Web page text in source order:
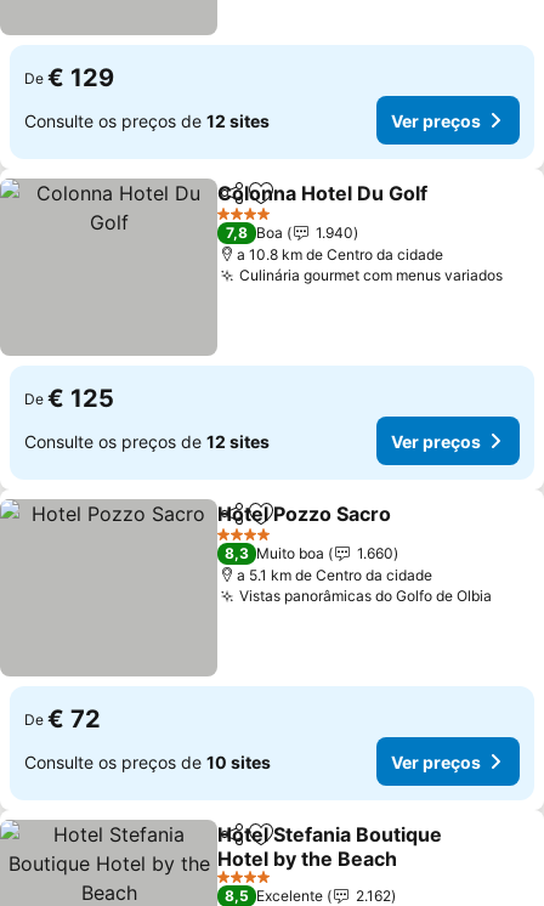
De € 129
Consulte os preços de 12 sites Ver preços
PartilharAdicionar aos favoritos
Colonna Hotel Du Golf
4 Estrelas
7,8 Boa
1.940
a 10.8 km de Centro da cidade
Culinária gourmet com menus variadosVer
De € 125
Consulte os preços de 12 sites Ver preços
PartilharAdicionar aos favoritos
Hotel Pozzo Sacro
4 Estrelas
8,3 Muito boa
1.660
a 5.1 km de Centro da cidade
Vistas panorâmicas do Golfo de Olbia
De € 72
Consulte os preços de 10 sites Ver preços
PartilharAdicionar aos favoritos
Hotel Stefania Boutique
Hotel by the Beach
Ver preços
4 Estrelas
8,5 Excelente
2.162